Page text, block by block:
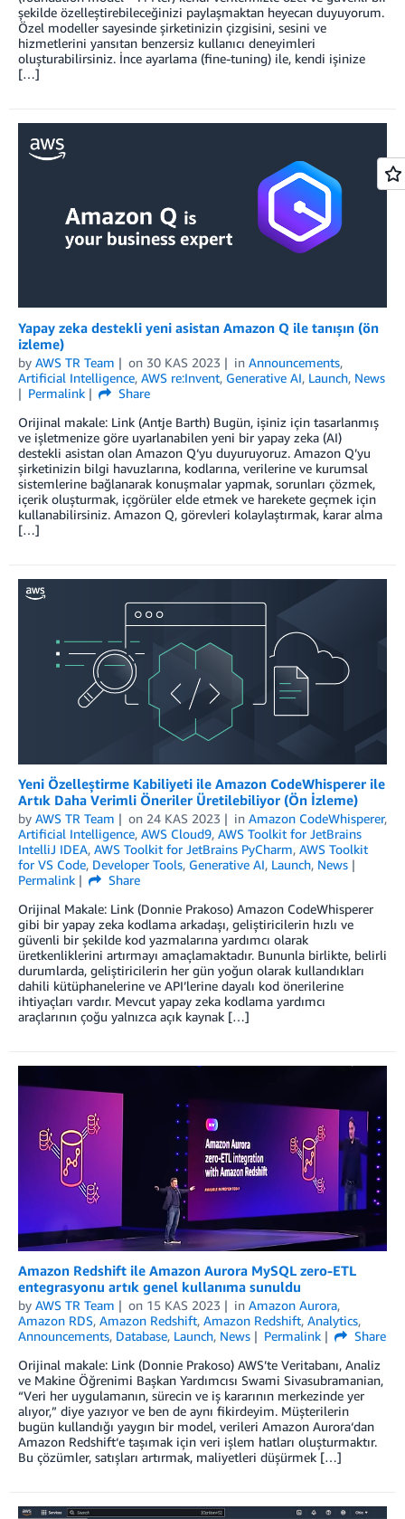
şekilde özelleştirebileceğinizi paylaşmaktan heyecan duyuyorum.
Özel modeller sayesinde şirketinizin çizgisini, sesini ve
hizmetlerini yansıtan benzersiz kullanıcı deneyimleri
oluşturabilirsiniz. İnce ayarlama (fine-tuning) ile, kendi işinize
[…]
Yapay zeka destekli yeni asistan Amazon Q ile tanışın (ön
izleme)
by AWS TR Team on 30 KAS 2023 in Announcements,
Artificial Intelligence, AWS re:Invent, Generative AI, Launch, News
Permalink
Share
Orijinal makale: Link (Antje Barth) Bugün, işiniz için tasarlanmış
ve işletmenize göre uyarlanabilen yeni bir yapay zeka (AI)
destekli asistan olan Amazon Q‘yu duyuruyoruz. Amazon Q’yu
şirketinizin bilgi havuzlarına, kodlarına, verilerine ve kurumsal
sistemlerine bağlanarak konuşmalar yapmak, sorunları çözmek,
içerik oluşturmak, içgörüler elde etmek ve harekete geçmek için
kullanabilirsiniz. Amazon Q, görevleri kolaylaştırmak, karar alma
[…]
Yeni Özelleştirme Kabiliyeti ile Amazon CodeWhisperer ile
Artık Daha Verimli Öneriler Üretilebiliyor (Ön İzleme)
by AWS TR Team on 24 KAS 2023 in Amazon CodeWhisperer,
Artificial Intelligence, AWS Cloud9, AWS Toolkit for JetBrains
IntelliJ IDEA, AWS Toolkit for JetBrains PyCharm, AWS Toolkit
for VS Code, Developer Tools, Generative AI, Launch, News
Permalink
Share
Orijinal Makale: Link (Donnie Prakoso) Amazon CodeWhisperer
gibi bir yapay zeka kodlama arkadaşı, geliştiricilerin hızlı ve
güvenli bir şekilde kod yazmalarına yardımcı olarak
üretkenliklerini artırmayı amaçlamaktadır. Bununla birlikte, belirli
durumlarda, geliştiricilerin her gün yoğun olarak kullandıkları
dahili kütüphanelerine ve API’lerine dayalı kod önerilerine
ihtiyaçları vardır. Mevcut yapay zeka kodlama yardımcı
araçlarının çoğu yalnızca açık kaynak […]
Amazon Redshift ile Amazon Aurora MySQL zero-ETL
entegrasyonu artık genel kullanıma sunuldu
by AWS TR Team on 15 KAS 2023 in Amazon Aurora,
Amazon RDS, Amazon Redshift, Amazon Redshift, Analytics,
Announcements, Database, Launch, News Permalink
Share
Orijinal makale: Link (Donnie Prakoso) AWS’te Veritabanı, Analiz
ve Makine Öğrenimi Başkan Yardımcısı Swami Sivasubramanian,
“Veri her uygulamanın, sürecin ve iş kararının merkezinde yer
alıyor,” diye yazıyor ve ben de aynı fikirdeyim. Müşterilerin
bugün kullandığı yaygın bir model, verileri Amazon Aurora‘dan
Amazon Redshift‘e taşımak için veri işlem hatları oluşturmaktır.
Bu çözümler, satışları artırmak, maliyetleri düşürmek […]